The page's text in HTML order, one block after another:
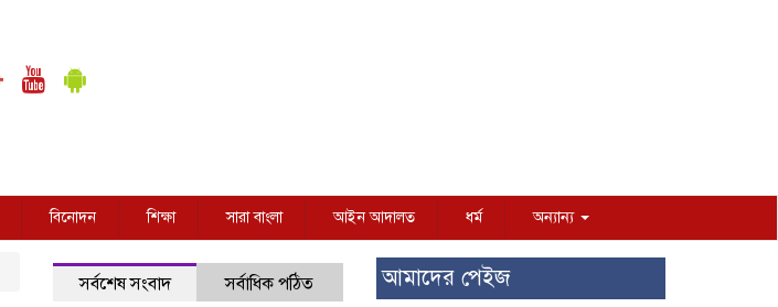
বিনোদন শিক্ষা সারা বাংলা আইন আদালত ধর্ম অন্যান্য
সর্বশেষ সংবাদ সর্বাধিক পঠিত আমাদের পেইজ